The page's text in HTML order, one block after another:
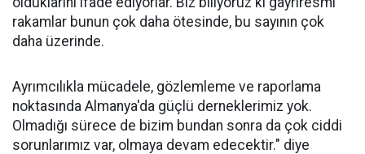
rakamlar bunun çok daha ötesinde, bu sayının çok
daha üzerinde.
Ayrımcılıkla mücadele, gözlemleme ve raporlama
noktasında Almanya'da güçlü derneklerimiz yok.
Olmadığı sürece de bizim bundan sonra da çok ciddi
sorunlarımız var, olmaya devam edecektir." diye